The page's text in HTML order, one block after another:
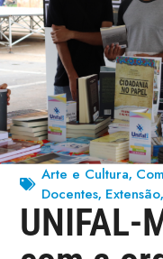
Arte e Cultura,
Docentes, Extensão,
UNIFAL-